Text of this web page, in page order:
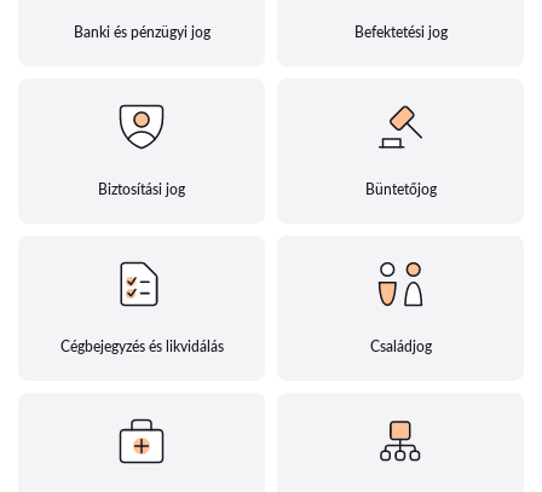
Banki és pénzügyi jog Befektetési jog
Biztosítási jog Büntetőjog
Cégbejegyzés és likvidálás Családjog